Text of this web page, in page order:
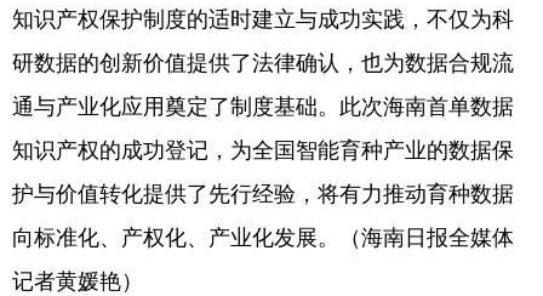
知识产权保护制度的适时建立与成功实践，不仅为科
研数据的创新价值提供了法律确认，也为数据合规流
通与产业化应用奠定了制度基础。此次海南首单数据
知识产权的成功登记，为全国智能育种产业的数据保
护与价值转化提供了先行经验，将有力推动育种数据
向标准化、产权化、产业化发展。（海南日报全媒体
记者黄媛艳）